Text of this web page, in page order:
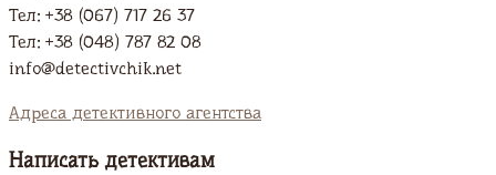
Тел: +38 (067) 717 26 37
Тел: +38 (048) 787 82 08
info@detectivchik.net
Адреса детективного агентства
Написать детективам